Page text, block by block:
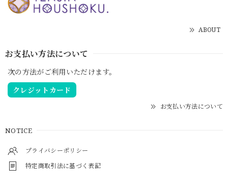
ABOUT
お支払い方法について
次の方法がご利用いただけます。
クレジットカード
お支払い方法について
NOTICE
プライバシーポリシー
特定商取引法に基づく表記